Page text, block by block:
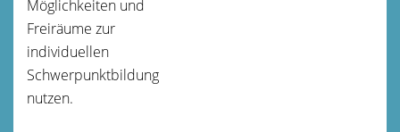
Möglichkeiten und
Freiräume zur
individuellen
Schwerpunktbildung
nutzen.